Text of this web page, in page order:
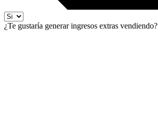
¿Te gustaría generar ingresos extras vendiendo?